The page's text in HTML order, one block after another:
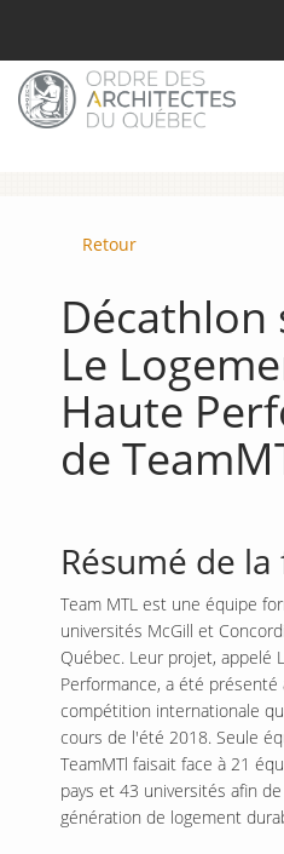
Retour
Décathlon
Le
Haute
de
Résumé de
Team MTL est une équipe
universités McGill et
Québec. Leur projet, appelé
Performance, a été
compétition internationale
cours de l'été 2018. Seule
TeamMTl faisait face à 21
pays et 43 universités afin
génération de logement